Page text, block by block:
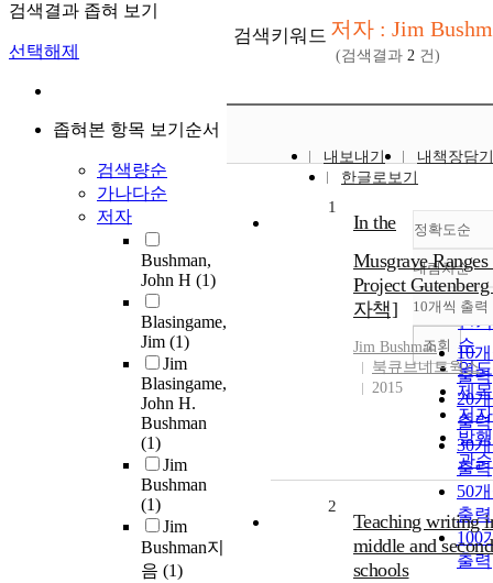
검색결과 좁혀 보기
선택해제
좁혀본 항목 보기순서
검색량순
가나다순
저자
Bushman,
John H (1)
Blasingame,
Jim (1)
Jim
Blasingame,
John H.
Bushman
(1)
Jim
Bushman
(1)
Jim
Bushman지
음 (1)
검색키워드 저자 : Jim
(검색결과 2 건)
내보내기
내책장담기
한글로보기
정확도순
정
순
인
순
연
제
저
발
관순
내림차순
내
10개씩 출력
10
출력
20
출력
30
출력
50
출력
100
출력
조회
1
In the
Musgrave Ranges
Project
자책]
Jim Bushman
북큐브네트웍스
2015
2
Teaching writing
middle and
schools